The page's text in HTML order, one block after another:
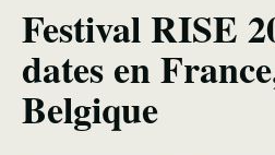
Festival RISE
dates en
Belgique